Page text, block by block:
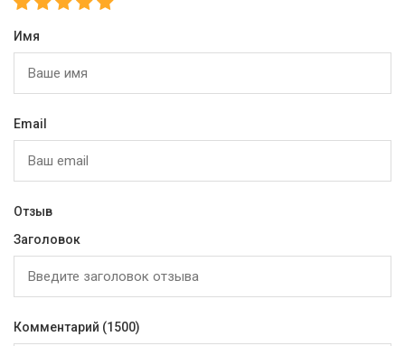
Имя
Email
Отзыв
Заголовок
Комментарий (1500)